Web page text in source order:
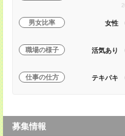
男女比率 女性
職場の様子 活気あり
仕事の仕方 テキパキ
募集情報